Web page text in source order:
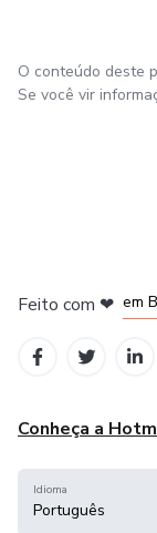
ENDODONTIA
E-BOOK DE
E-BOOK DE
O conteúdo deste
Se você vir
Feito com ❤ em
Conheça a
Idioma
Português